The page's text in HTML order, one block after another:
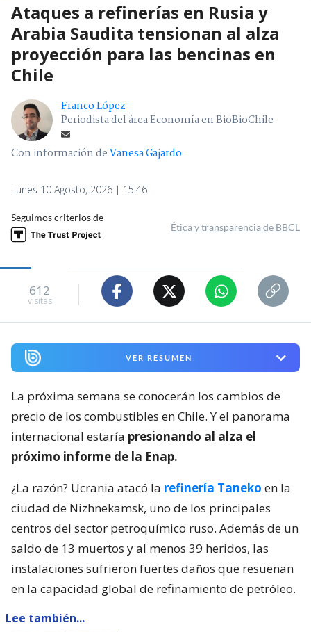
Ataques a refinerías en Rusia y
Arabia Saudita tensionan al alza
proyección para las bencinas en
Chile
Franco López
Periodista del área Economía en BioBioChile
Con información deVanesa Gajardo
Lunes 10 Agosto, 2026 | 15:46
Seguimos criterios de
Ética y transparencia de BBCL
612
visitas
VER RESUMEN
La próxima semana se conocerán los cambios de
precio de los combustibles en Chile. Y el panorama
internacional estaría presionando al alza el
próximo informe de la Enap.
¿La razón? Ucrania atacó la refinería Taneko en la
ciudad de Nizhnekamsk, uno de los principales
centros del sector petroquímico ruso. Además de un
saldo de 13 muertos y al menos 39 heridos, las
instalaciones sufrieron fuertes daños que resuenan
en la capacidad global de refinamiento de petróleo.
Lee también...